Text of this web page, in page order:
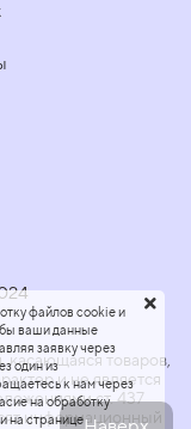
касающаяся товаров,
и не является
ст. 437
информационный
файлов cookie и
ваши данные
заявку через
один из
к нам через
на обработку
на странице